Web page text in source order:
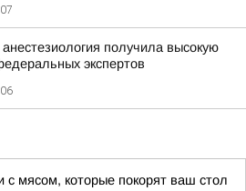
получила высокую
экспертов
с мясом, которые покорят ваш стол